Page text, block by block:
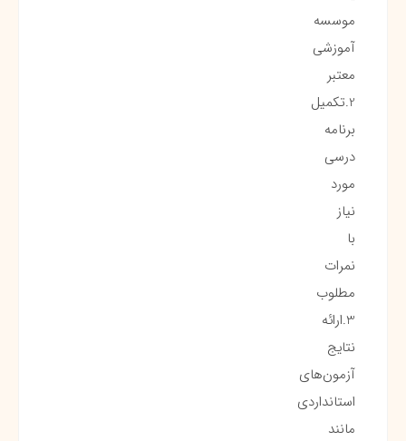
موسسه
آموزشی
معتبر
2.تکمیل
برنامه
درسی
مورد
نیاز
با
نمرات
مطلوب
3.ارائه
نتایج
آزمون‌های
استانداردی
مانند